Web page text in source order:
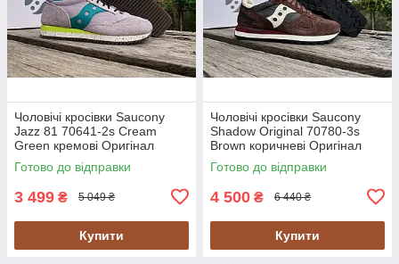
Чоловічі кросівки Saucony
Jazz 81 70641-2s Cream
Green кремові Оригінал
Готово до відправки
3 499 ₴ 5 049 ₴
Купити
Чоловічі кросівки Saucony
Shadow Original 70780-3s
Brown коричневі Оригінал
Готово до відправки
4 500 ₴ 6 440 ₴
Купити